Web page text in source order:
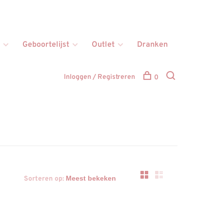
Geboortelijst Outlet Dranken
Inloggen / Registreren
0
Sorteren op: